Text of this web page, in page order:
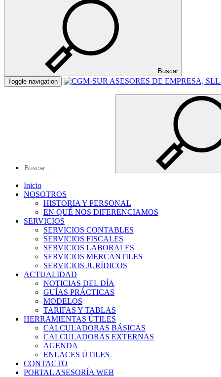
Buscar
Toggle navigation
Inicio
NOSOTROS
HISTORIA Y PERSONAL
EN QUÉ NOS DIFERENCIAMOS
SERVICIOS
SERVICIOS CONTABLES
SERVICIOS FISCALES
SERVICIOS LABORALES
SERVICIOS MERCANTILES
SERVICIOS JURÍDICOS
ACTUALIDAD
NOTICIAS DEL DÍA
GUÍAS PRÁCTICAS
MODELOS
TARIFAS Y TABLAS
HERRAMIENTAS ÚTILES
CALCULADORAS BÁSICAS
CALCULADORAS EXTERNAS
AGENDA
ENLACES ÚTILES
CONTACTO
PORTAL ASESORÍA WEB